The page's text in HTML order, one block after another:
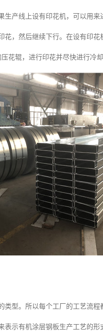
产线上设有印花机，可以用
，然后继续下行。在设有印
花辊，进行印花并尽快进行冷却
型。所以每个工厂的工艺流
示有机涂层钢板生产工艺的形